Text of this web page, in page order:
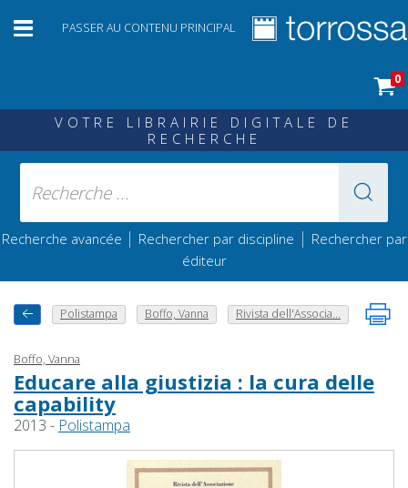
PASSER AU CONTENU PRINCIPAL
0
VOTRE LIBRAIRIE DIGITALE DE
RECHERCHE
Recherche avancée | Rechercher par discipline | Rechercher par
éditeur
Polistampa Boffo, Vanna Rivista dell'Associa...
Boffo, Vanna
Educare alla giustizia : la cura delle
capability
2013 - Polistampa